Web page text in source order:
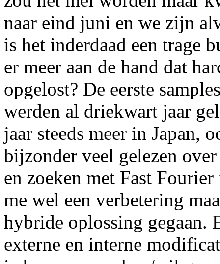
naar eind juni en we zijn
is het inderdaad een trage
er meer aan de hand dat
opgelost? De eerste
werden al driekwart jaar
jaar steeds meer in Japan,
bijzonder veel gelezen
en zoeken met Fast
me wel een verbetering
hybride oplossing gegaan.
externe en interne